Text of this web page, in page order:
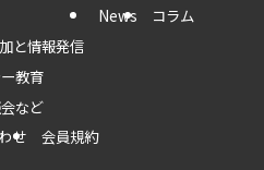
と情報発信
教育
など
News コラム
せ 会員規約